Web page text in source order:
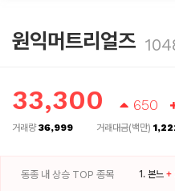
원익머트리얼즈
33,300 650
거래량36,999 거래대금(백만)
동종 내 상승 TOP 종목 1. 본느 +